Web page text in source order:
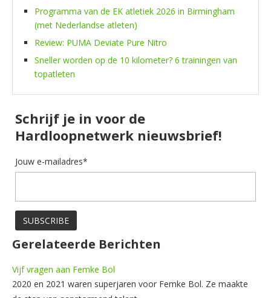
Programma van de EK atletiek 2026 in Birmingham
(met Nederlandse atleten)
Review: PUMA Deviate Pure Nitro
Sneller worden op de 10 kilometer? 6 trainingen van
topatleten
Schrijf je in voor de
Hardloopnetwerk nieuwsbrief!
Jouw e-mailadres*
Gerelateerde Berichten
Vijf vragen aan Femke Bol
2020 en 2021 waren superjaren voor Femke Bol. Ze maakte